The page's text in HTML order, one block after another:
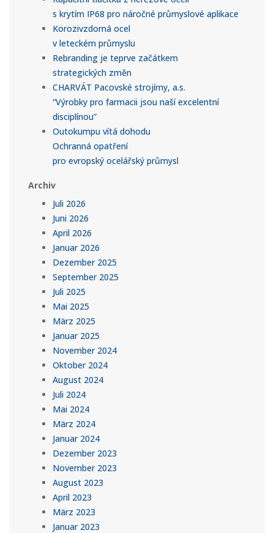
s krytím IP68 pro náročné průmyslové aplikace
Korozivzdorná ocel
v leteckém průmyslu
Rebranding je teprve začátkem
strategických změn
CHARVÁT Pacovské strojírny, a.s.
“Výrobky pro farmacii jsou naší excelentní
disciplínou”
Outokumpu vítá dohodu
Ochranná opatření
pro evropský ocelářský průmysl
Archiv
Juli 2026
Juni 2026
April 2026
Januar 2026
Dezember 2025
September 2025
Juli 2025
Mai 2025
März 2025
Januar 2025
November 2024
Oktober 2024
August 2024
Juli 2024
Mai 2024
März 2024
Januar 2024
Dezember 2023
November 2023
August 2023
April 2023
März 2023
Januar 2023